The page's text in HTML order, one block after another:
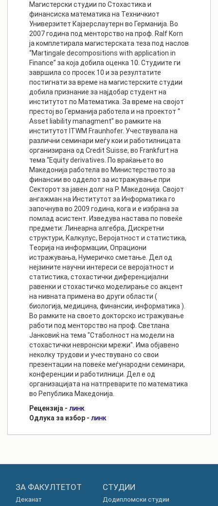
Магистерски студии по Стохастика и
финансиска математика на Техничкиот
Универзитет Кајзерслаутерн во Германија. Во
2007 година под менторство на проф. Ralf Korn
ја комплетирала магистерската теза под наслов
“Martingale decompositions with application in
Finance” за која добила оценка 10. Студиите ги
завршила со просек 10 и за резултатите
постигнати за време на магистерските студии
добила признание за најдобар студент на
институтот по Математика. За време на својот
престој во Германија работела и на проектот “
Asset liability managment” во рамките на
институтот ITWM Fraunhofer. Учествувала на
различни семинари меѓу кои и работилницата
организирана од Credit Suisse, во Frankfurt на
тема “Equity derivatives. По враќањето во
Македонија работела во Министерството за
финансии во одделот за истражување при
Секторот за јавен долг на Р. Македонија. Својот
ангажман на Институтот за Информатика го
започнува во 2009 година, кога и е избрана за
помлад асистент. Изведува настава по повеќе
предмети: Линеарна алгебра, Дискретни
структури, Калкулус, Веројатност и статистика,
Теорија на информации, Опрациони
истражувања, Нумеричко сметање. Дел од
нејзините научни интереси се веројатност и
статистика, стохастички диференцијални
равенки и стохастичко моделирање со акцент
на нивната примена во други области (
биологија, медицина, финансии, информатика ).
Во рамките на своето докторско истражување
работи под менторство на проф. Светлана
Јанковиќ на тема "Стаболност на модели на
стохастички невронски мрежи". Има објавено
неколку трудови и учествувано со свои
презентации на повеќе меѓународни семинари,
конференции и работилници. Дел е од
организацијата на натпреварите по математика
во Република Македонија.
Рецензија - ЛИНК
Одлука за избор - ЛИНК
ЗА ФАКУЛТЕТОТ
Деканат
СТУДИИ
Додипломски студии